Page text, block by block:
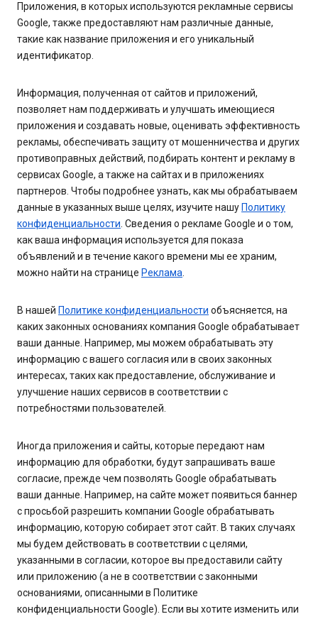
Приложения, в которых используются рекламные сервисы
Google, также предоставляют нам различные данные,
такие как название приложения и его уникальный
идентификатор.
Информация, полученная от сайтов и приложений,
позволяет нам поддерживать и улучшать имеющиеся
приложения и создавать новые, оценивать эффективность
рекламы, обеспечивать защиту от мошенничества и других
противоправных действий, подбирать контент и рекламу в
сервисах Google, а также на сайтах и в приложениях
партнеров. Чтобы подробнее узнать, как мы обрабатываем
данные в указанных выше целях, изучите нашу Политику
конфиденциальности. Сведения о рекламе Google и о том,
как ваша информация используется для показа
объявлений и в течение какого времени мы ее храним,
можно найти на странице Реклама.
В нашей Политике конфиденциальности объясняется, на
каких законных основаниях компания Google обрабатывает
ваши данные. Например, мы можем обрабатывать эту
информацию с вашего согласия или в своих законных
интересах, таких как предоставление, обслуживание и
улучшение наших сервисов в соответствии с
потребностями пользователей.
Иногда приложения и сайты, которые передают нам
информацию для обработки, будут запрашивать ваше
согласие, прежде чем позволять Google обрабатывать
ваши данные. Например, на сайте может появиться баннер
с просьбой разрешить компании Google обрабатывать
информацию, которую собирает этот сайт. В таких случаях
мы будем действовать в соответствии с целями,
указанными в согласии, которое вы предоставили сайту
или приложению (а не в соответствии с законными
основаниями, описанными в Политике
конфиденциальности Google). Если вы хотите изменить или